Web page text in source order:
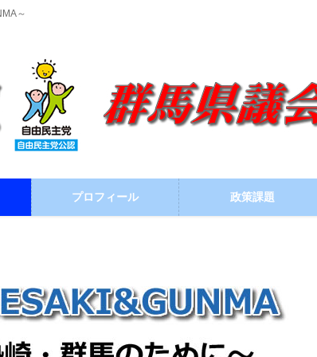
～
プロフィール 政策課題
ブログ